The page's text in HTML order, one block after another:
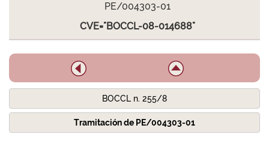
PE/004303-01
CVE="BOCCL-08-014688"
BOCCL n. 255/8
Tramitación de PE/004303-01